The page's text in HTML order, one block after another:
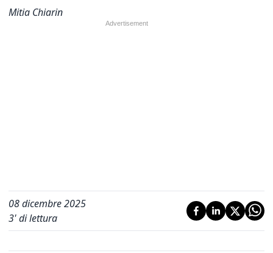
Mitia Chiarin
08 dicembre 2025
3' di lettura